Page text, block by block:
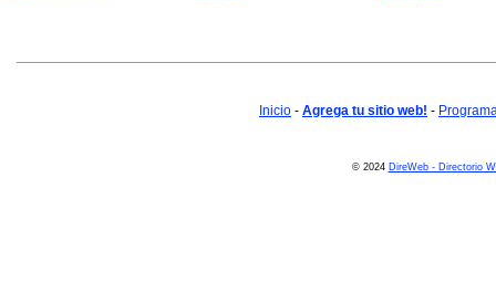
Inicio - Agrega tu sitio web! -
© 2024 DireWeb - Directorio